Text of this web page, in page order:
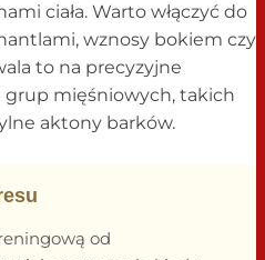
ciała. Warto włączyć do
wznosy bokiem czy
to na precyzyjne
mięśniowych, takich
aktony barków.
od